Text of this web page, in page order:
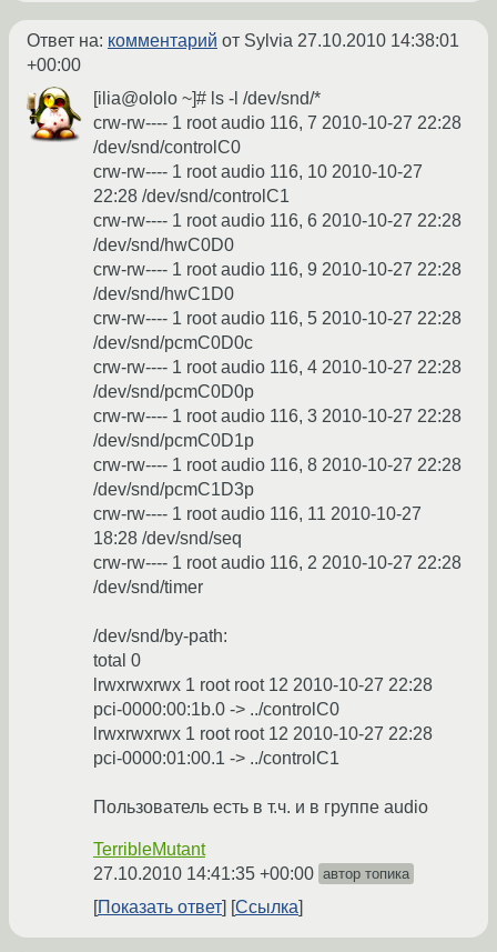
Ответ на: комментарий от Sylvia 27.10.2010 14:38:01
+00:00
[ilia@ololo ~]# ls -l /dev/snd/*
crw-rw---- 1 root audio 116, 7 2010-10-27 22:28
/dev/snd/controlC0
crw-rw---- 1 root audio 116, 10 2010-10-27
22:28 /dev/snd/controlC1
crw-rw---- 1 root audio 116, 6 2010-10-27 22:28
/dev/snd/hwC0D0
crw-rw---- 1 root audio 116, 9 2010-10-27 22:28
/dev/snd/hwC1D0
crw-rw---- 1 root audio 116, 5 2010-10-27 22:28
/dev/snd/pcmC0D0c
crw-rw---- 1 root audio 116, 4 2010-10-27 22:28
/dev/snd/pcmC0D0p
crw-rw---- 1 root audio 116, 3 2010-10-27 22:28
/dev/snd/pcmC0D1p
crw-rw---- 1 root audio 116, 8 2010-10-27 22:28
/dev/snd/pcmC1D3p
crw-rw---- 1 root audio 116, 11 2010-10-27
18:28 /dev/snd/seq
crw-rw---- 1 root audio 116, 2 2010-10-27 22:28
/dev/snd/timer
/dev/snd/by-path:
total 0
lrwxrwxrwx 1 root root 12 2010-10-27 22:28
pci-0000:00:1b.0 -> ../controlC0
lrwxrwxrwx 1 root root 12 2010-10-27 22:28
pci-0000:01:00.1 -> ../controlC1
Пользователь есть в т.ч. и в группе audio
TerribleMutant
27.10.2010 14:41:35 +00:00 автор топика
Показать ответ Ссылка